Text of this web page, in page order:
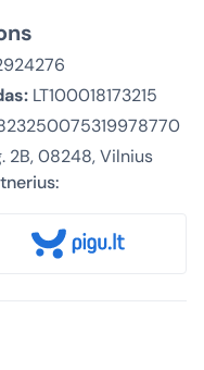
LT100018173215
2B, 08248, Vilnius